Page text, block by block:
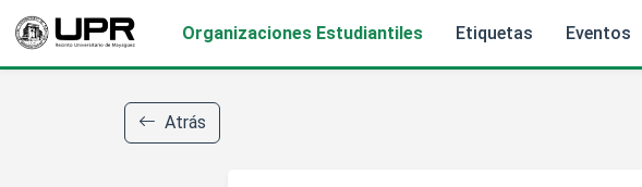
Organizaciones Estudiantiles Etiquetas Eventos
Atrás